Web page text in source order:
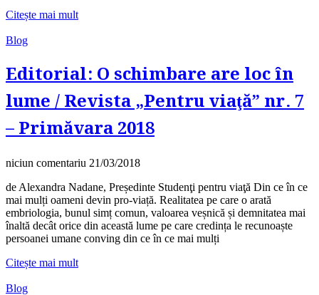
Citește mai mult
Blog
Editorial: O schimbare are loc în
lume / Revista „Pentru viaţă” nr. 7
– Primăvara 2018
niciun comentariu 21/03/2018
de Alexandra Nadane, Președinte Studenţi pentru viaţă Din ce în ce
mai mulți oameni devin pro-viață. Realitatea pe care o arată
embriologia, bunul simț comun, valoarea veșnică și demnitatea mai
înaltă decât orice din această lume pe care credința le recunoaște
persoanei umane conving din ce în ce mai mulți
Citește mai mult
Blog